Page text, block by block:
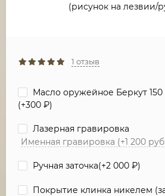
(рисунок на лезвии/
1 отзыв
Масло оружейное Беркут
(+300 ₽)
Лазерная гравировка
Именная гравировка (+1 200
Ручная заточка(+2 000 ₽)
Покрытие клинка никелем